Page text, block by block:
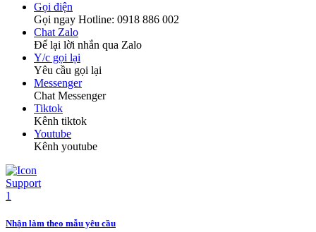
Gọi điện
Gọi ngay Hotline: 0918 886 002
Chat Zalo
Để lại lời nhắn qua Zalo
Y/c gọi lại
Yêu cầu gọi lại
Messenger
Chat Messenger
Tiktok
Kênh tiktok
Youtube
Kênh youtube
Nhận làm theo mẫu yêu cầu